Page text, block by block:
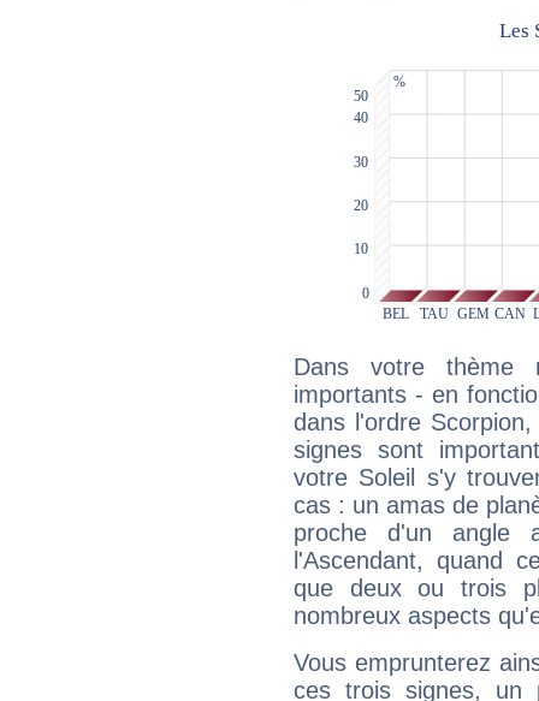
Dans votre thème
importants - en
dans l'ordre
signes sont
votre Soleil s'y
cas : un amas de
proche d'un
l'Ascendant, quand
que deux ou trois
nombreux aspects
Vous emprunterez
ces trois signes, un